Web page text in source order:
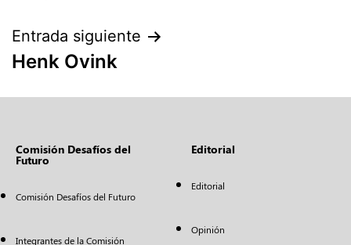
Entrada siguiente
Henk Ovink
Comisión Desafíos del
Futuro
Comisión Desafíos del Futuro
Integrantes de la Comisión
Editorial
Editorial
Opinión